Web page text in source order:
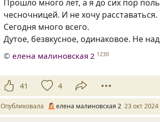
Прошло много лет, а я до сих пор
чесночницей. И не хочу расставаться.
Сегодня много всего.
Дутое, безвкусное, одинаковое. Не
©елена малиновская 2 1230
41 4
Опубликовала елена малиновская 2 23 окт 2024